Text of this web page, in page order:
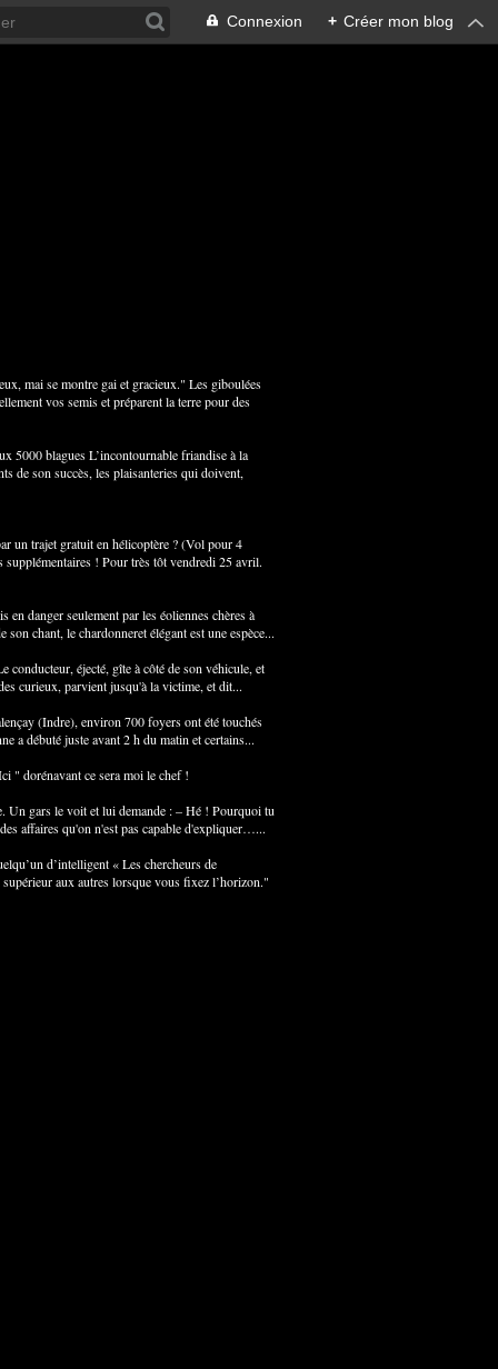
Connexion + Créer mon blog
mai se montre gai et gracieux." Les giboulées
vos semis et préparent la terre pour des
5000 blagues L’incontournable friandise à la
de son succès, les plaisanteries qui doivent,
un trajet gratuit en hélicoptère ? (Vol pour 4
! Pour très tôt vendredi 25 avril.
danger seulement par les éoliennes chères à
chant, le chardonneret élégant est une espèce...
conducteur, éjecté, gîte à côté de son véhicule, et
curieux, parvient jusqu'à la victime, et dit...
(Indre), environ 700 foyers ont été touchés
a débuté juste avant 2 h du matin et certains...
" dorénavant ce sera moi le chef !
Un gars le voit et lui demande : – Hé ! Pourquoi tu
affaires qu'on n'est pas capable d'expliquer…...
d’intelligent « Les chercheurs de
aux autres lorsque vous fixez l’horizon."